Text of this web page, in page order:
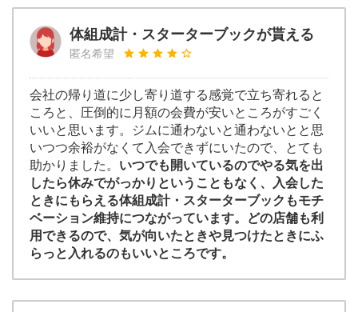
体組成計・スターターブックが貰える
匿名希望
会社の帰り道に少し寄り道する感覚で立ち寄れると
ころと、圧倒的に月額の会費が安いところがすごく
いいと思います。ジムに通わないと通わないとと思
いつつ余裕がなくて入会できずにいたので、とても
助かりました。 いつでも開いているのでやる気を出
したら休みでがっかりということもなく、入会した
ときにもらえる体組成計・スターターブックもモチ
ベーション維持につながっています。どの店舗も利
用できるので、気が向いたときや見つけたときにふ
らっと入れるのもいいところです。